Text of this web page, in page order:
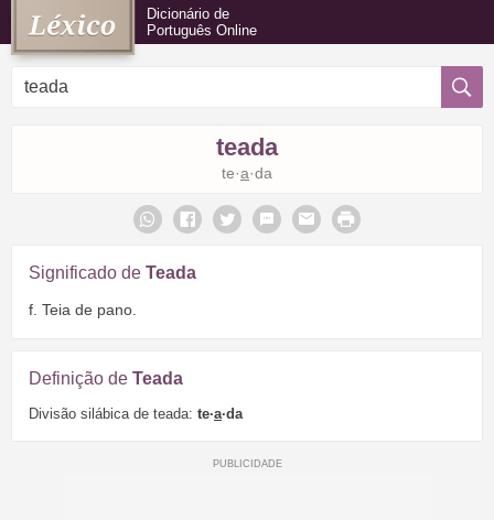
Dicionário de
Português Online
teada
te·a·da
Significado de Teada
f. Teia de pano.
Definição de Teada
Divisão silábica de teada: te·a·da